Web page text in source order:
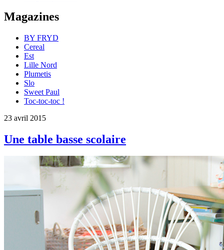
Magazines
BY FRYD
Cereal
Est
Lille Nord
Plumetis
Slo
Sweet Paul
Toc-toc-toc !
23 avril 2015
Une table basse scolaire